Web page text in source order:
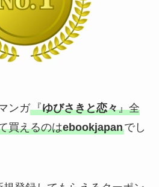
ンガ『ゆびさきと恋々』全
買えるのはebookjapanでし